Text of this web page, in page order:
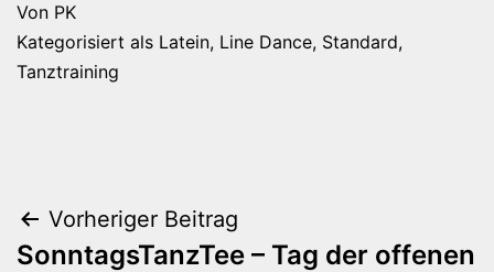
Von PK
Kategorisiert als Latein, Line Dance, Standard,
Tanztraining
Beitragsnavigation
Vorheriger Beitrag
SonntagsTanzTee – Tag der offenen